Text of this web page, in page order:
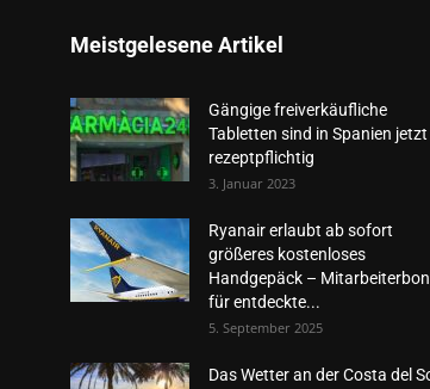
Meistgelesene Artikel
Gängige freiverkäufliche
Tabletten sind in Spanien jetzt
rezeptpflichtig
3. Januar 2023
Ryanair erlaubt ab sofort
größeres kostenloses
Handgepäck –
für entdeckte...
5. September 2025
Das Wetter an der Costa del